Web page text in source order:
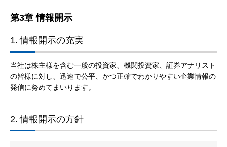
第3章 情報開示
1. 情報開示の充実
当社は株主様を含む一般の投資家、機関投資家、証券アナリスト
の皆様に対し、迅速で公平、かつ正確でわかりやすい企業情報の
発信に努めてまいります。
2. 情報開示の方針